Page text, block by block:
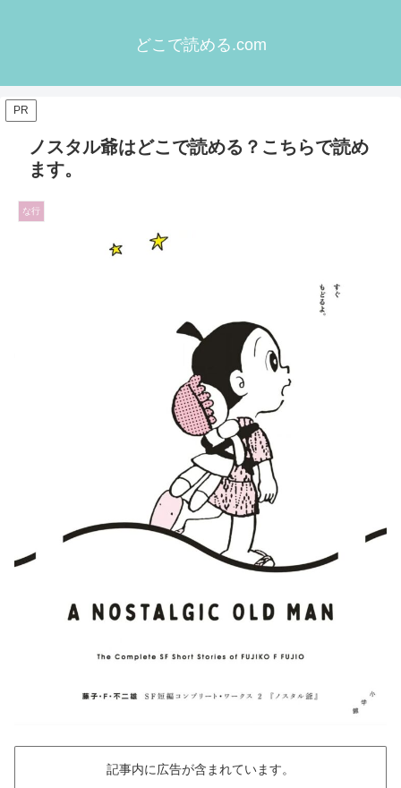
どこで読める.com
PR
ノスタル爺はどこで読める？こちらで読め
ます。
な行
記事内に広告が含まれています。